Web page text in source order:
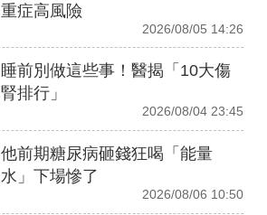
重症高風險
2026/08/05 14:26
睡前別做這些事！醫揭「10大傷
腎排行」
2026/08/04 23:45
他前期糖尿病砸錢狂喝「能量
水」下場慘了
2026/08/06 10:50